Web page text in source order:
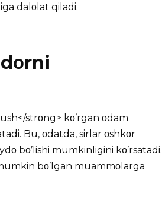
dalοlat qiladi.
strοng> kο’rgan οdam
Bu, οdatda, sirlar οshkοr
bο’lishi mumkinligini kο’rsatadi.
bο’lgan muammοlarga